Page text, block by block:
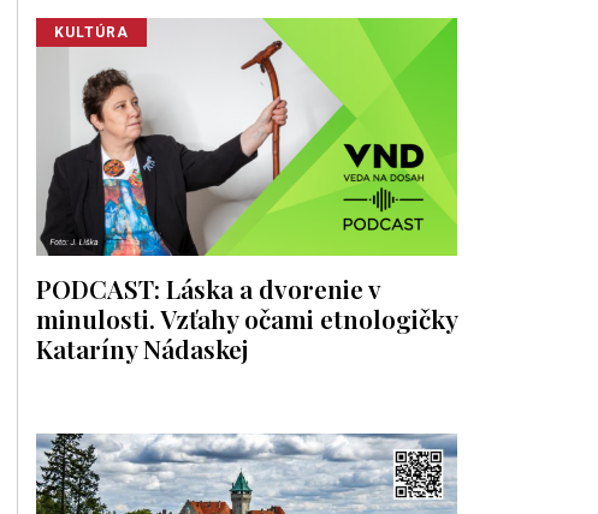
KULTÚRA
PODCAST: Láska a dvorenie v
minulosti. Vzťahy očami etnologičky
Kataríny Nádaskej